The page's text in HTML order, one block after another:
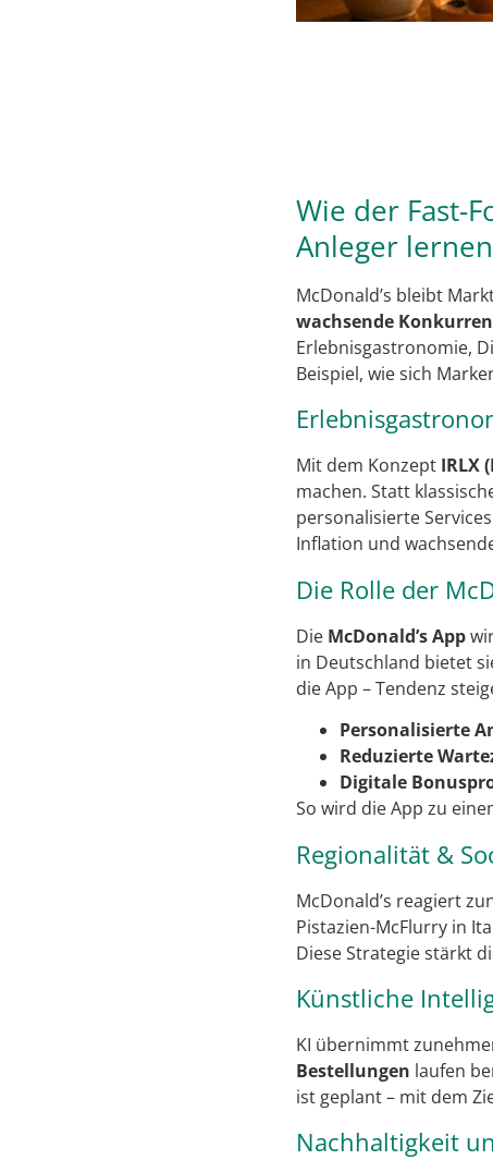
Wie der Fast-
Anleger
McDonald’s bleibt
wachsende
Erlebnisgastronomie,
Beispiel, wie sich
Mit dem Konzept IRLX
machen. Statt
personalisierte
Inflation und
Die Rolle der
Die McDonald’s App
in Deutschland bietet
die App – Tendenz
Personalisierte
Reduzierte
Digitale
So wird die App zu
Regionalität &
McDonald’s reagiert
Pistazien-McFlurry in
Diese Strategie stärkt
Künstliche
KI übernimmt
Bestellungen laufen
ist geplant – mit dem
Nachhaltigkeit